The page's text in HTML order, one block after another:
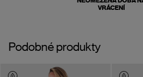
VRÁCENÍ
Podobné produkty